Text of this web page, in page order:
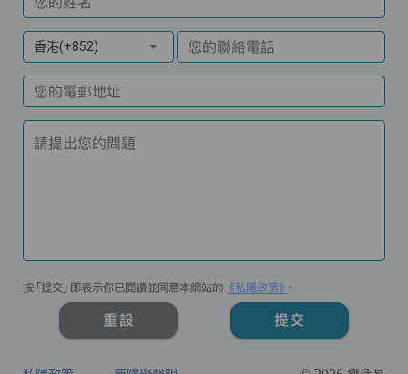
香港(+852) 您的聯絡電話
您的電郵地址
請提出您的問題
按「提交」即表示你已閱讀並同意本網站的 《私隱政策》 。
重設 提交